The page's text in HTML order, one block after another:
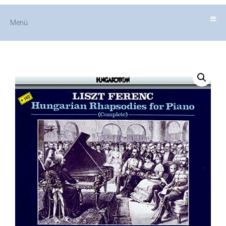
Menü
KAPCSOLAT
CONTACT